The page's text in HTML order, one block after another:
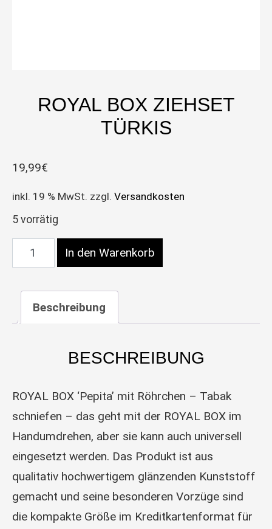
ROYAL BOX ZIEHSET
TÜRKIS
19,99€
inkl. 19 % MwSt. zzgl. Versandkosten
5 vorrätig
Royal Box Ziehset Türkis Menge
In den Warenkorb
Beschreibung
BESCHREIBUNG
ROYAL BOX ‘Pepita’ mit Röhrchen – Tabak
schniefen – das geht mit der ROYAL BOX im
Handumdrehen, aber sie kann auch universell
eingesetzt werden. Das Produkt ist aus
qualitativ hochwertigem glänzenden Kunststoff
gemacht und seine besonderen Vorzüge sind
die kompakte Größe im Kreditkartenformat für